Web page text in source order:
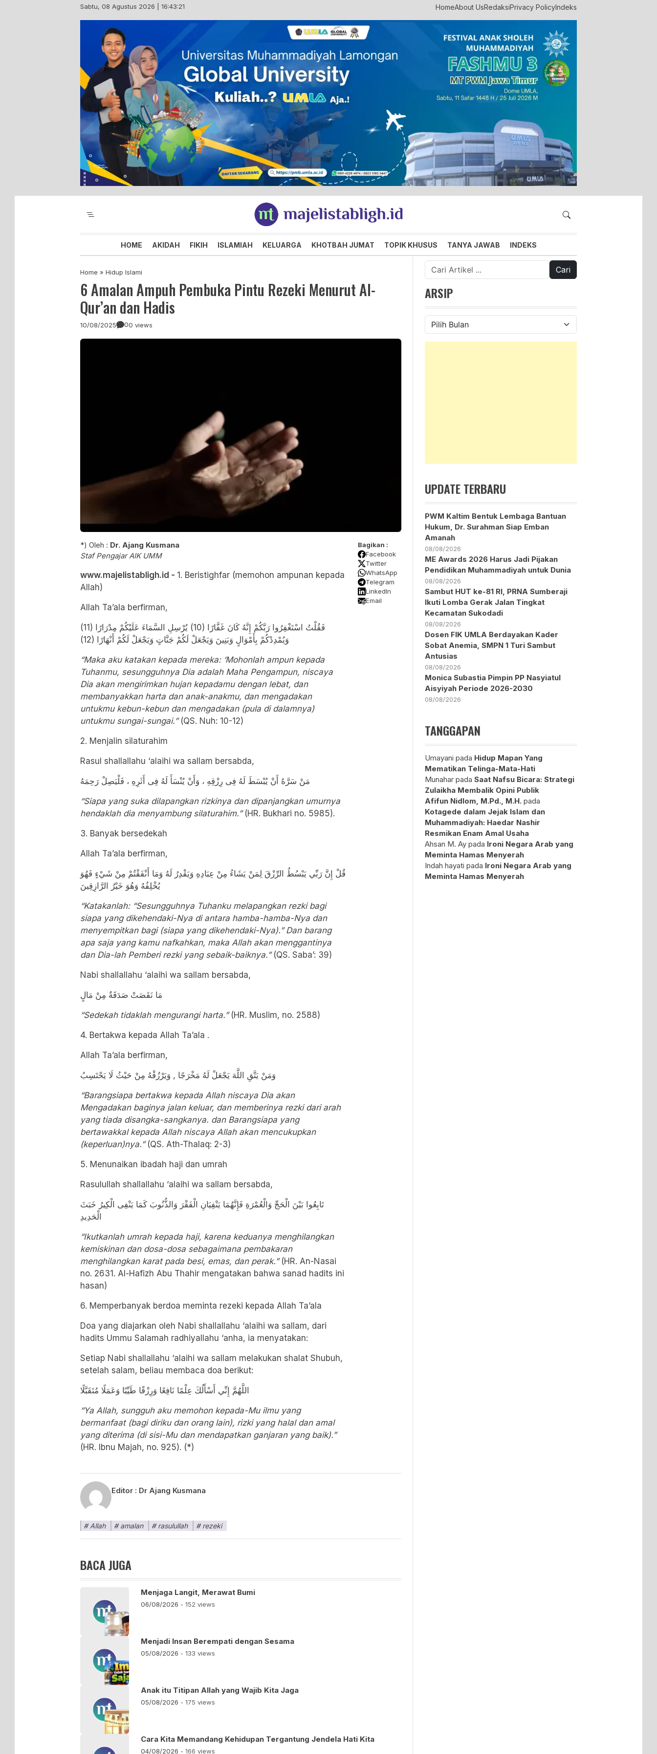
Sabtu, 08 Agustus 2026 | 16:43:22 HomeAbout UsRedaksiPrivacy PolicyIndeks
Majelis Tabligh Muhammadiyah
Syiar Dakwah Islam Berkemajuan dan Menggembirakan
HOME AKIDAH FIKIH ISLAMIAH KELUARGA KHOTBAH JUMAT TOPIK KHUSUS TANYA JAWAB INDEKS
Home » Hidup Islami
6 Amalan Ampuh Pembuka Pintu Rezeki Menurut Al-
Qur’an dan Hadis
10/08/2025 00 views
*) Oleh : Dr. Ajang Kusmana
Staf Pengajar AIK UMM
www.majelistabligh.id - 1. Beristighfar (memohon ampunan kepada
Allah)
Allah Ta’ala berfirman,
فَقُلْتُ اسْتَغْفِرُوا رَبَّكُمْ إِنَّهُ كَانَ غَفَّارًا (10) يُرْسِلِ السَّمَاءَ عَلَيْكُمْ مِدْرَارًا (11)
وَيُمْدِدْكُمْ بِأَمْوَالٍ وَبَنِينَ وَيَجْعَلْ لَكُمْ جَنَّاتٍ وَيَجْعَلْ لَكُمْ أَنْهَارًا (12)
“Maka aku katakan kepada mereka: ‘Mohonlah ampun kepada
Tuhanmu, sesungguhnya Dia adalah Maha Pengampun, niscaya
Dia akan mengirimkan hujan kepadamu dengan lebat, dan
membanyakkan harta dan anak-anakmu, dan mengadakan
untukmu kebun-kebun dan mengadakan (pula di dalamnya)
untukmu sungai-sungai.”(QS. Nuh: 10-12)
2. Menjalin silaturahim
Rasul shallallahu ‘alaihi wa sallam bersabda,
مَنْ سَرَّهُ أَنْ يُبْسَطَ لَهُ فِى رِزْقِهِ ، وَأَنْ يُنْسَأَ لَهُ فِى أَثَرِهِ ، فَلْيَصِلْ رَحِمَهُ
“Siapa yang suka dilapangkan rizkinya dan dipanjangkan umurnya
hendaklah dia menyambung silaturahim.”(HR. Bukhari no. 5985).
3. Banyak bersedekah
Allah Ta’ala berfirman,
قُلْ إِنَّ رَبِّي يَبْسُطُ الرِّزْقَ لِمَنْ يَشَاءُ مِنْ عِبَادِهِ وَيَقْدِرُ لَهُ وَمَا أَنْفَقْتُمْ مِنْ شَيْءٍ فَهُوَ
يُخْلِفُهُ وَهُوَ خَيْرُ الرَّازِقِينَ
“Katakanlah: “Sesungguhnya Tuhanku melapangkan rezki bagi
siapa yang dikehendaki-Nya di antara hamba-hamba-Nya dan
menyempitkan bagi (siapa yang dikehendaki-Nya).” Dan barang
apa saja yang kamu nafkahkan, maka Allah akan menggantinya
dan Dia-lah Pemberi rezki yang sebaik-baiknya.”(QS. Saba’: 39)
Nabi shallallahu ‘alaihi wa sallam bersabda,
مَا نَقَصَتْ صَدَقَةٌ مِنْ مَالٍ
“Sedekah tidaklah mengurangi harta.”(HR. Muslim, no. 2588)
4. Bertakwa kepada Allah Ta’ala .
Allah Ta’ala berfirman,
وَمَنْ يَتَّقِ اللَّهَ يَجْعَلْ لَهُ مَخْرَجًا , وَيَرْزُقْهُ مِنْ حَيْثُ لَا يَحْتَسِبُ
“Barangsiapa bertakwa kepada Allah niscaya Dia akan
Mengadakan baginya jalan keluar, dan memberinya rezki dari arah
yang tiada disangka-sangkanya. dan Barangsiapa yang
bertawakkal kepada Allah niscaya Allah akan mencukupkan
(keperluan)nya.”(QS. Ath-Thalaq: 2-3)
5. Menunaikan ibadah haji dan umrah
Rasulullah shallallahu ‘alaihi wa sallam bersabda,
تَابِعُوا بَيْنَ الْحَجِّ وَالْعُمْرَةِ فَإِنَّهُمَا يَنْفِيَانِ الْفَقْرَ وَالذُّنُوبَ كَمَا يَنْفِى الْكِيرُ خَبَثَ
الْحَدِيدِ
“Ikutkanlah umrah kepada haji, karena keduanya menghilangkan
kemiskinan dan dosa-dosa sebagaimana pembakaran
menghilangkan karat pada besi, emas, dan perak.”(HR. An-Nasai
no. 2631. Al-Hafizh Abu Thahir mengatakan bahwa sanad hadits ini
hasan)
6. Memperbanyak berdoa meminta rezeki kepada Allah Ta’ala
Doa yang diajarkan oleh Nabi shallallahu ‘alaihi wa sallam, dari
hadits Ummu Salamah radhiyallahu ‘anha, ia menyatakan:
Setiap Nabi shallallahu ‘alaihi wa sallam melakukan shalat Shubuh,
setelah salam, beliau membaca doa berikut:
اللَّهُمَّ إِنِّي أَسْأَلُكَ عِلْمًا نَافِعًا وَرِزْقًا طَيِّبًا وَعَمَلًا مُتَقَبَّلًا
“Ya Allah, sungguh aku memohon kepada-Mu ilmu yang
bermanfaat (bagi diriku dan orang lain), rizki yang halal dan amal
yang diterima (di sisi-Mu dan mendapatkan ganjaran yang baik).”
(HR. Ibnu Majah, no. 925). (*)
Bagikan :
Facebook
Twitter
WhatsApp
Telegram
LinkedIn
Email
Editor : Dr Ajang Kusmana
Allah amalan rasulullah rezeki
BACA JUGA
Menjaga Langit, Merawat Bumi
06/08/2026 - 152 views
Menjadi Insan Berempati dengan Sesama
05/08/2026 - 133 views
Anak itu Titipan Allah yang Wajib Kita Jaga
05/08/2026 - 175 views
Cara Kita Memandang Kehidupan Tergantung Jendela Hati Kita
04/08/2026 - 166 views
Cari
untuk:
ARSIP
Arsip
UPDATE TERBARU
PWM Kaltim Bentuk Lembaga Bantuan
Hukum, Dr. Surahman Siap Emban
Amanah
08/08/2026
ME Awards 2026 Harus Jadi Pijakan
Pendidikan Muhammadiyah untuk Dunia
08/08/2026
Sambut HUT ke-81 RI, PRNA Sumberaji
Ikuti Lomba Gerak Jalan Tingkat
Kecamatan Sukodadi
08/08/2026
Dosen FIK UMLA Berdayakan Kader
Sobat Anemia, SMPN 1 Turi Sambut
Antusias
08/08/2026
Monica Subastia Pimpin PP Nasyiatul
Aisyiyah Periode 2026-2030
08/08/2026
TANGGAPAN
Umayani pada Hidup Mapan Yang
Mematikan Telinga-Mata-Hati
Munahar padaSaat Nafsu Bicara: Strategi
Zulaikha Membalik Opini Publik
Afifun Nidlom, M.Pd., M.H. pada
Kotagede dalam Jejak Islam dan
Muhammadiyah: Haedar Nashir
Resmikan Enam Amal Usaha
Ahsan M. Ay pada Ironi Negara Arab yang
Meminta Hamas Menyerah
Indah hayati pada Ironi Negara Arab yang
Meminta Hamas Menyerah